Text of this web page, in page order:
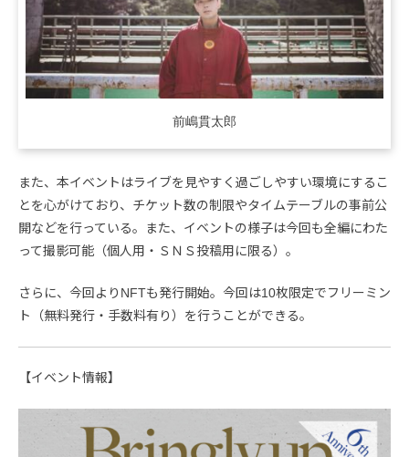
前嶋貫太郎
また、本イベントはライブを見やすく過ごしやすい環境にするこ
とを心がけており、チケット数の制限やタイムテーブルの事前公
開などを行っている。また、イベントの様子は今回も全編にわた
って撮影可能（個人用・ＳＮＳ投稿用に限る）。
さらに、今回よりNFTも発行開始。今回は10枚限定でフリーミン
ト（無料発行・手数料有り）を行うことができる。
【イベント情報】